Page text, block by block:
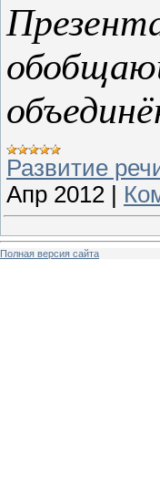
Развитие
Апр 2012 |
Полная версия сайта